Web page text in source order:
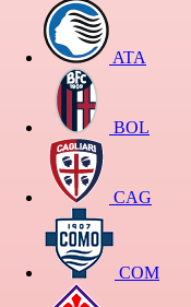
ATA
BOL
CAG
COM